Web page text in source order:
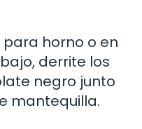
horno o en
derrite los
negro junto
mantequilla.